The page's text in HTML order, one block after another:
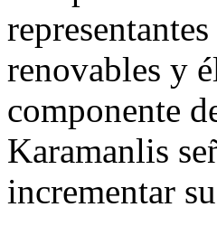
renovables y
componente
Karamanlis
incrementar